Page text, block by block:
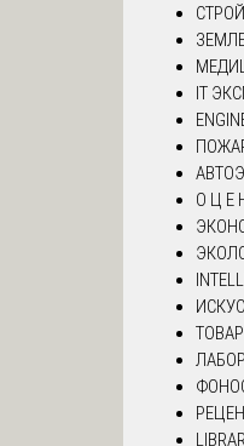
IT
О Ц Е